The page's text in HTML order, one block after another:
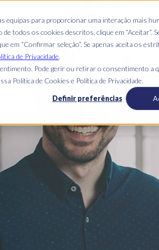
equipas para proporcionar uma interação mais
todos os cookies descritos, clique em “Aceitar”.
em “Confirmar seleção”. Se apenas aceita os
de Privacidade.
Pode gerir ou retirar o consentimento a
Política de Cookies e Política de Privacidade.
Definir preferências
Excelência com